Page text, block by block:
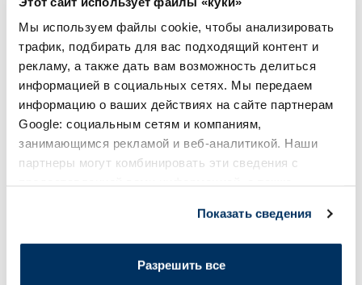
Мы используем файлы cookie, чтобы анализировать
трафик, подбирать для вас подходящий контент и
рекламу, а также дать вам возможность делиться
информацией в социальных сетях. Мы передаем
информацию о ваших действиях на сайте партнерам
Google: социальным сетям и компаниям,
занимающимся рекламой и веб-аналитикой. Наши
партнеры могут комбинировать эти сведения с
Показать сведения
Разрешить все
5.99 €
В корзину
14.90 €
В
Более...